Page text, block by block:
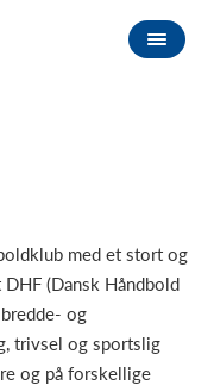
med et stort og
(Dansk Håndbold
og
trivsel og sportslig
og på forskellige